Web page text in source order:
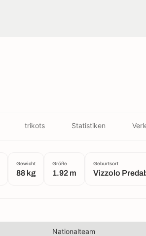
trikots Statistiken
Gewicht
88 kg
Größe
1.92 m
Geburtsort
Vizzolo
Nationalteam